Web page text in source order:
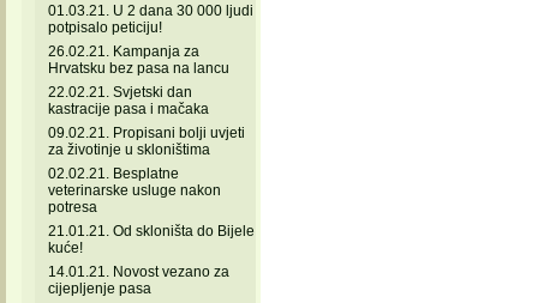
01.03.21. U 2 dana 30 000 ljudi
potpisalo peticiju!
26.02.21. Kampanja za
Hrvatsku bez pasa na lancu
22.02.21. Svjetski dan
kastracije pasa i mačaka
09.02.21. Propisani bolji uvjeti
za životinje u skloništima
02.02.21. Besplatne
veterinarske usluge nakon
potresa
21.01.21. Od skloništa do Bijele
kuće!
14.01.21. Novost vezano za
cijepljenje pasa